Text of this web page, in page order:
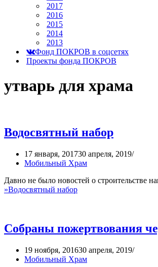
2017
2016
2015
2014
2013
Фонд ПОКРОВ в соцсетях
Проекты фонда ПОКРОВ
утварь для храма
Водосвятный набор
17 января, 201730 апреля, 2019
Мобильный Храм
Давно не было новостей о строительстве
»Водосвятный набор
Собраны пожертвования
19 ноября, 201630 апреля, 2019
Мобильный Храм